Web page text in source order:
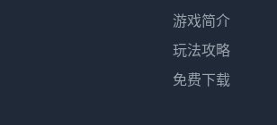
游戏简介
玩法攻略
免费下载